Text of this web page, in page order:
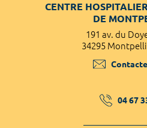
CENTRE
DE
191 av. du
34295
04 67